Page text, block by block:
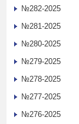
№282-2025
№281-2025
№280-2025
№279-2025
№278-2025
№277-2025
№276-2025